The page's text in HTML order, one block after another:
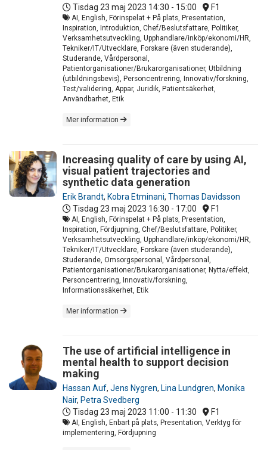
Tisdag 23 maj 2023 14:30 - 15:00 F1
AI, English, Förinspelat + På plats, Presentation,
Inspiration, Introduktion, Chef/Beslutsfattare, Politiker,
Verksamhetsutveckling, Upphandlare/inköp/ekonomi/HR,
Tekniker/IT/Utvecklare, Forskare (även studerande),
Studerande, Vårdpersonal,
Patientorganisationer/Brukarorganisationer, Utbildning
(utbildningsbevis), Personcentrering, Innovativ/forskning,
Test/validering, Appar, Juridik, Patientsäkerhet,
Användbarhet, Etik
Mer information
Increasing quality of care by using AI,
visual patient trajectories and
synthetic data generation
Erik Brandt, Kobra Etminani, Thomas Davidsson
Tisdag 23 maj 2023 16:30 - 17:00 F1
AI, English, Förinspelat + På plats, Presentation,
Inspiration, Fördjupning, Chef/Beslutsfattare, Politiker,
Verksamhetsutveckling, Upphandlare/inköp/ekonomi/HR,
Tekniker/IT/Utvecklare, Forskare (även studerande),
Studerande, Omsorgspersonal, Vårdpersonal,
Patientorganisationer/Brukarorganisationer, Nytta/effekt,
Personcentrering, Innovativ/forskning,
Informationssäkerhet, Etik
Mer information
The use of artificial intelligence in
mental health to support decision
making
Hassan Auf, Jens Nygren, Lina Lundgren, Monika
Nair, Petra Svedberg
Tisdag 23 maj 2023 11:00 - 11:30 F1
AI, English, Enbart på plats, Presentation, Verktyg för
implementering, Fördjupning